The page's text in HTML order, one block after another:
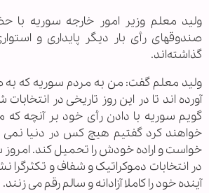
ولید معلم وزیر امور خارجه سوریه با
صندوقهای رأی بار دیگر پایداری و
گذاشته‌اند.
ولید معلم گفت: من به مردم سوریه که
آورده اند تا در این روز تاریخی در
گویم سوریه با دادن رأی خود بر آنچه که
خواهند کرد گفتیم هیچ کس در دنیا نمی
خواست و اراده خودش را تحمیل کند. امروز
در انتخابات دموکراتیک و شفاف و تکثرگرا
آینده خود را کاملا آزادانه و سالم رقم می زنند.